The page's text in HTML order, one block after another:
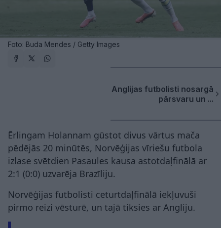
Foto: Buda Mendes / Getty Images
Anglijas futbolisti nosargā
pārsvaru un ...
Ērlingam Holannam gūstot divus vārtus mača
pēdējās 20 minūtēs, Norvēģijas vīriešu futbola
izlase svētdien Pasaules kausa astotdaļfinālā ar
2:1 (0:0) uzvarēja Brazīliju.
Norvēģijas futbolisti ceturtdaļfinālā iekļuvuši
pirmo reizi vēsturē, un tajā tiksies ar Angliju.